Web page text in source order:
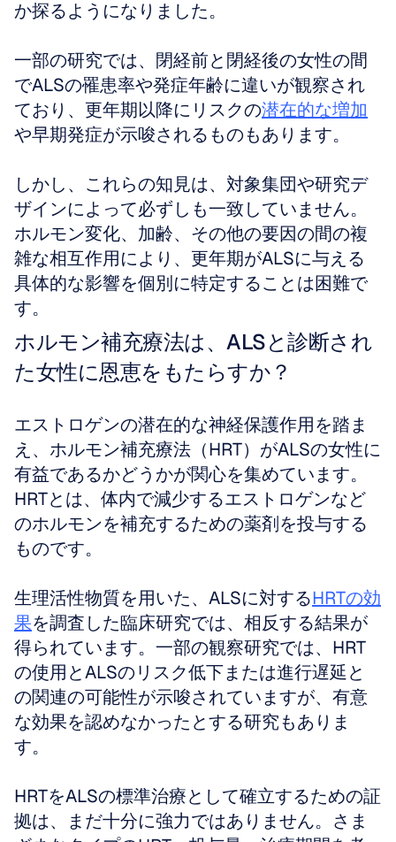
か探るようになりました。
一部の研究では、閉経前と閉経後の女性の間
でALSの罹患率や発症年齢に違いが観察され
ており、更年期以降にリスクの潜在的な増加
や早期発症が示唆されるものもあります。
しかし、これらの知見は、対象集団や研究デ
ザインによって必ずしも一致していません。
ホルモン変化、加齢、その他の要因の間の複
雑な相互作用により、更年期がALSに与える
具体的な影響を個別に特定することは困難で
す。
ホルモン補充療法は、ALSと診断され
た女性に恩恵をもたらすか？
エストロゲンの潜在的な神経保護作用を踏ま
え、ホルモン補充療法（HRT）がALSの女性に
有益であるかどうかが関心を集めています。
HRTとは、体内で減少するエストロゲンなど
のホルモンを補充するための薬剤を投与する
ものです。
生理活性物質を用いた、ALSに対するHRTの効
果を調査した臨床研究では、相反する結果が
得られています。一部の観察研究では、HRT
の使用とALSのリスク低下または進行遅延と
の関連の可能性が示唆されていますが、有意
な効果を認めなかったとする研究もありま
す。
HRTをALSの標準治療として確立するための証
拠は、まだ十分に強力ではありません。さま